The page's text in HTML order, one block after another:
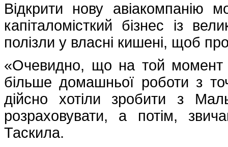
Відкрити нову авіакомпанію
капіталомісткий бізнес із
полізли у власні кишені, щоб
«Очевидно, що на той момент
більше домашньої роботи з
дійсно хотіли зробити з
розраховувати, а потім,
Таскила.